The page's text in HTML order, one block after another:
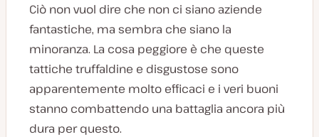
Ciò non vuol dire che non ci siano aziende
fantastiche, ma sembra che siano la
minoranza. La cosa peggiore è che queste
tattiche truffaldine e disgustose sono
apparentemente molto efficaci e i veri buoni
stanno combattendo una battaglia ancora più
dura per questo.